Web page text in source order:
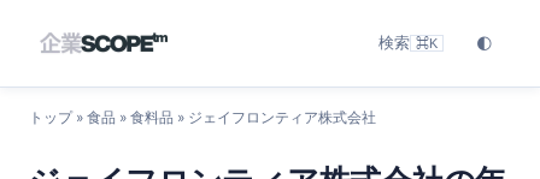
検索 ⌘K 🌓
トップ» 食品 » 食料品 » ジェイフロンティア株式会社